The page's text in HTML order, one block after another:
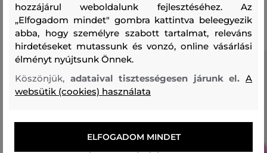
Ajánlott termékek
hozzájárul weboldalunk fejlesztéséhez. Az
„Elfogadom mindet" gombra kattintva beleegyezik
abba, hogy személyre szabott tartalmat, releváns
hirdetéseket mutassunk és vonzó, online vásárlási
élményt nyújtsunk Önnek.
Köszönjük, adataival tisztességesen járunk el.A
websütik (cookies) használata
ELFOGADOM MINDET